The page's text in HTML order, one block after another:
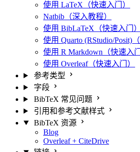
使用 LaTeX（快速入门）
Natbib（深入教程）
使用 BibLaTeX（快速入门）
使用 Quarto (RStudio/Posit)
使用 R Markdown（快速入门
使用 Overleaf（快速入门）
参考类型
字段
BibTeX 常见问题
引用和参考文献样式
BibTeX 资源
Blog
Overleaf + CiteDrive